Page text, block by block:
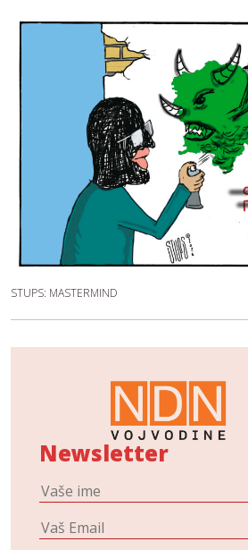
STUPS: MASTERMIND
Newsletter